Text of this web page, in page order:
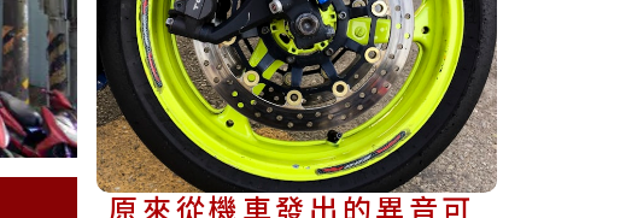
原來從機車發出的異音可